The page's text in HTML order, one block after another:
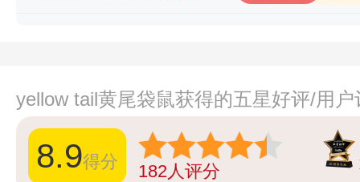
yellow tail黄尾袋鼠获得的五星好评/用
8.9得分 182人评分